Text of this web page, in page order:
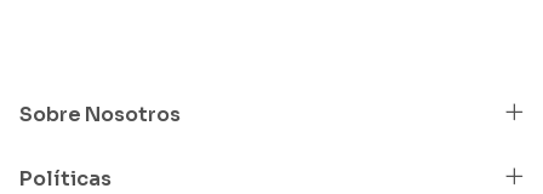
Sobre Nosotros
Políticas